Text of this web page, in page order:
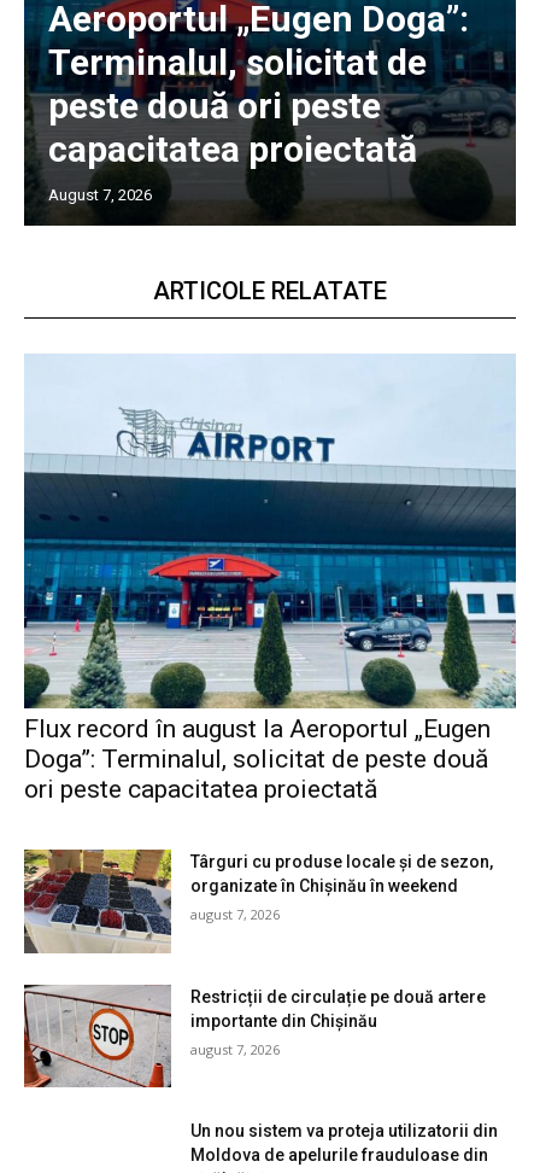
Aeroportul „Eugen Doga”:
Terminalul, solicitat de
peste două ori peste
capacitatea proiectată
August 7, 2026
ARTICOLE RELATATE
Flux record în august la Aeroportul „Eugen
Doga”: Terminalul, solicitat de peste două
ori peste capacitatea proiectată
Târguri cu produse locale și de sezon,
organizate în Chișinău în weekend
august 7, 2026
Restricții de circulație pe două artere
importante din Chișinău
august 7, 2026
Un nou sistem va proteja utilizatorii din
Moldova de apelurile frauduloase din